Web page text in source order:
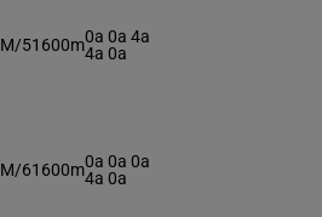
M/51600m0a 0a 4a
4a 0a
M/61600m0a 0a 0a
4a 0a